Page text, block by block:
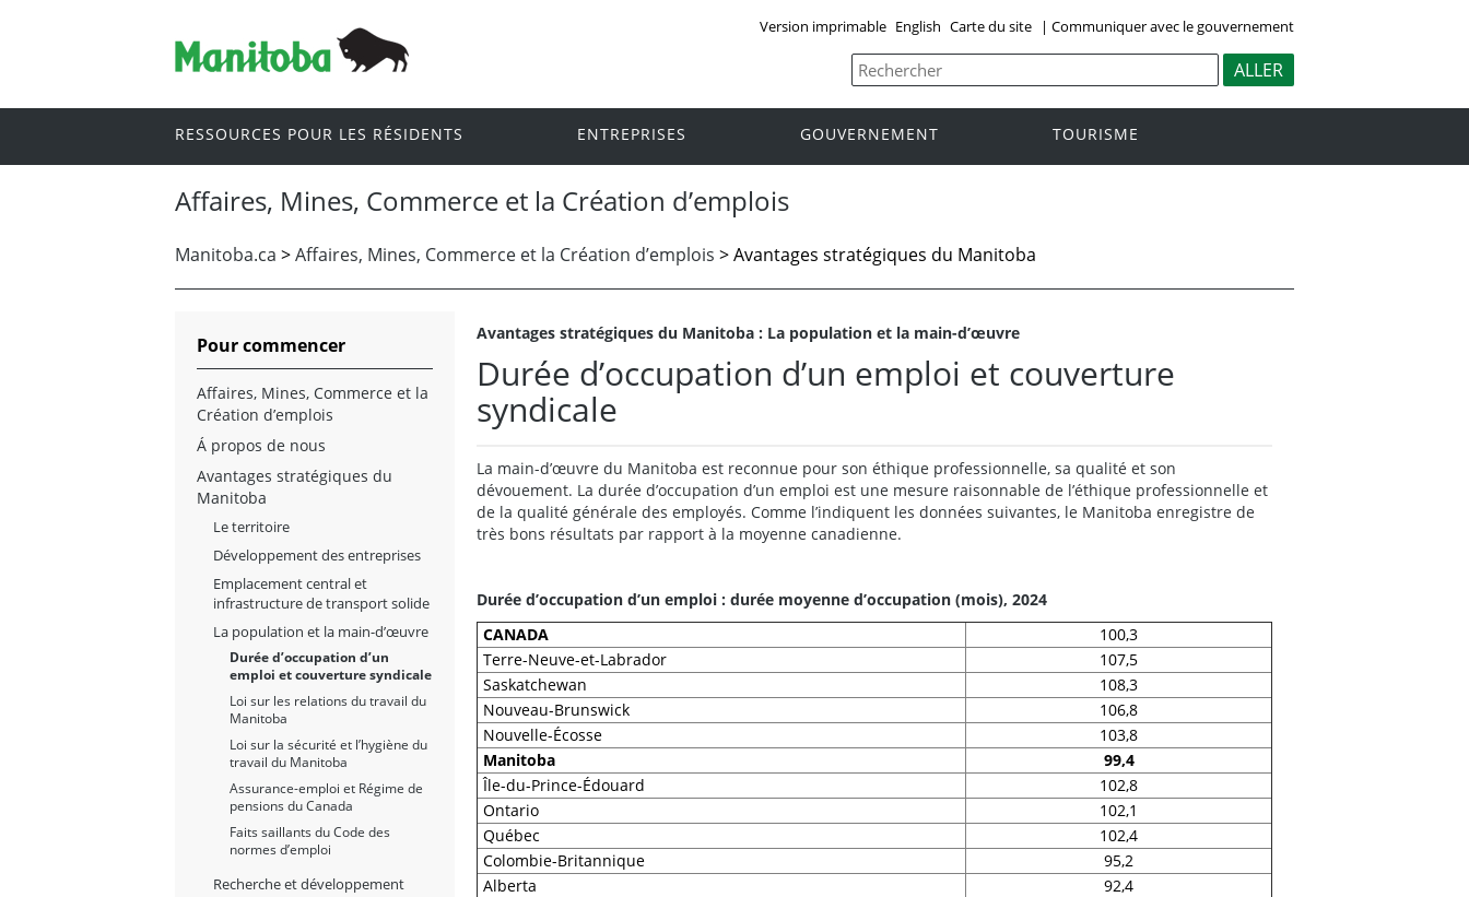
Version imprimable English Carte du site | Communiquer avec le gouvernement
RESSOURCES POUR LES RÉSIDENTS ENTREPRISES GOUVERNEMENT TOURISME
Affaires, Mines, Commerce et la Création d’emplois
Manitoba.ca >Affaires, Mines, Commerce et la Création d’emplois >Avantages stratégiques du Manitoba
Avantages stratégiques du Manitoba : La population et la main-d’œuvre
Durée d’occupation d’un emploi et couverture
syndicale
La main-d’œuvre du Manitoba est reconnue pour son éthique professionnelle, sa qualité et son
dévouement. La durée d’occupation d’un emploi est une mesure raisonnable de l’éthique professionnelle et
de la qualité générale des employés. Comme l’indiquent les données suivantes, le Manitoba enregistre de
très bons résultats par rapport à la moyenne canadienne.
Durée d’occupation d’un emploi : durée moyenne d’occupation (mois), 2024
CANADA
100,3
Terre-Neuve-et-Labrador
107,5
Saskatchewan
108,3
Nouveau-Brunswick
106,8
Nouvelle-Écosse
103,8
Manitoba
99,4
Île-du-Prince-Édouard
102,8
Ontario
102,1
Québec
102,4
Colombie-Britannique
95,2
Alberta
92,4
Pour commencer
Affaires, Mines, Commerce et la
Création d’emplois
Á propos de nous
Avantages stratégiques du
Manitoba
Le territoire
Développement des entreprises
Emplacement central et
infrastructure de transport solide
La population et la main-d’œuvre
Durée d’occupation d’un
emploi et couverture syndicale
Loi sur les relations du travail du
Manitoba
Loi sur la sécurité et l’hygiène du
travail du Manitoba
Assurance-emploi et Régime de
pensions du Canada
Faits saillants du Code des
normes d’emploi
Recherche et développement